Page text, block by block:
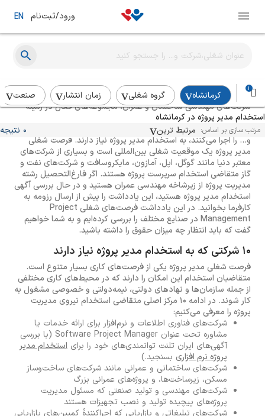
ورود/ثبت‌نام EN
1
کرمانشاه گروه شغلی زمان انتشار
صنعت
استخدام مدیر پروژه در کرمانشاه
مرتب سازی بر اساس: مرتبط ترین 0 نتیجه
راهنمای استخدام مدیر پروژه
شرکت‌های مهندسی ساختمان و عمران، مجموعه‌های فعال در زمینه
فناوری اطلاعات و نرم‌افزار، کسب‌وکارهای حوزهٔ بازاریابی و تبلیغات و
به‌طورکلی هر کسب‌وکار که پروژه‌های تولید، عمرانی، پیمانی، مشاوره‌ای
و... را اجرا می‌کنند، به استخدام مدیر پروژه نیاز دارند. فرصت شغلی
مدیر پروژه یک موقعیت شغلی بین‌المللی است و بسیاری از شرکت‌های
معتبر دنیا مانند گوگل، اپل، آمازون، مایکروسافت و شرکت‌های نفت و
گاز متقاضی استخدام سرپرست پروژه هستند. اگر فارغ‌التحصیل رشته
مدیریت پروژه از زیرشاخه مهندسی عمران هستید و در حال بررسی آگهی
استخدام مدیر پروژه هستید، این یادداشت را پیش از ارسال رزومه به
کارفرما بخوانید. در این یادداشت فرصت‌های شغلی Project
Management در صنایع مختلف را بررسی کرده‌ایم و به شما خواهیم
گفت که باید انتظار چه میزان حقوق را داشته باشید.
10 شرکتی که به استخدام مدیر پروژه نیاز دارند
فرصت شغلی مدیر پروژه یکی از فرصت‌های کاری بسیار متنوع است.
متقاضیان استخدام این امکان را دارند که در محیط‌های کاری مختلفی
از جمله سازمان‌ها و نهادهای دولتی، نیمه‌دولتی و خصوصی مشغول به
کار شوند. در ادامه 10 مرکز اصلی متقاضی استخدام نیروی مدیریت
پروژه را معرفی می‌کنیم:
شرکت‌های فناوری اطلاعات و نرم‌افزار برای ارائه خدمات یا
مشاوره تحت عنوان Software Project Manager (با بررسی
آگهی‌های ایران تلنت توانمندی‌های خود را برای استخدام مدیر
پروژه نرم افزاری بسنجید.)
شرکت‌های ساختمانی و عمرانی مانند شرکت‌های ساخت‌وساز
مسکن، زیرساخت‌ها، و پروژه‌های عمرانی بزرگ
شرکت‌های مهندسی و تولید صنعتی که مسئول مدیریت
پروژه‌های پیچیده تولید و نصب تجهیزات هستند
شرکت‌های تبلیغاتی و بازاریابی که اجراکنندهٔ کمپین‌های بازاریابی